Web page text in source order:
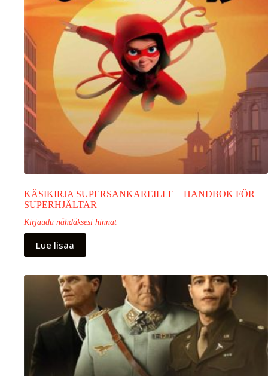
KÄSIKIRJA SUPERSANKAREILLE – HANDBOK FÖR
SUPERHJÄLTAR
Kirjaudu nähdäksesi hinnat
Lue lisää